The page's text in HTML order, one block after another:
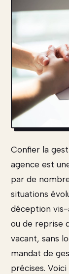
Confier la
agence est
par de
situations
déception
ou de reprise
vacant, sans
mandat de
précises.